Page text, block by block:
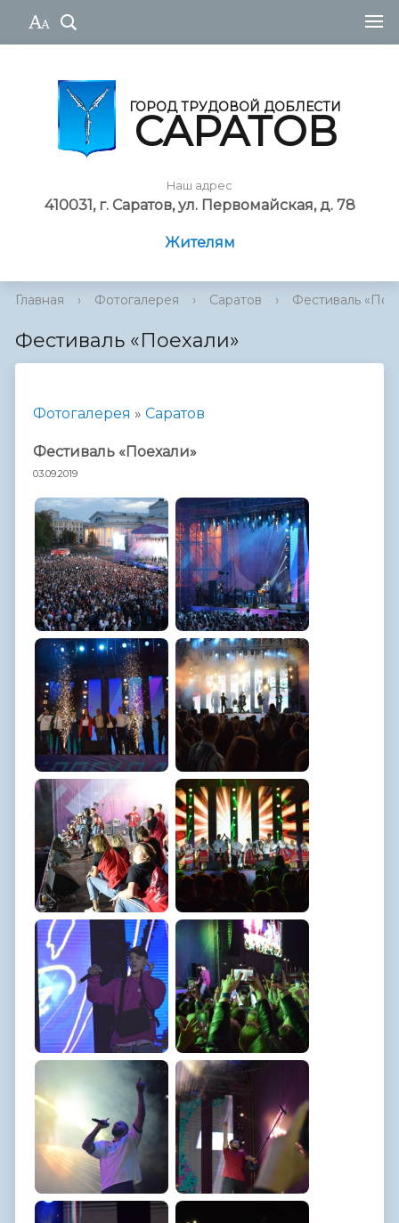
ГОРОД ТРУДОВОЙ ДОБЛЕСТИ
САРАТОВ
Наш адрес
410031, г. Саратов, ул. Первомайская, д. 78
Жителям
Главная › Фотогалерея › Саратов › Фестиваль
Фестиваль «Поехали»
Фотогалерея » Саратов
Фестиваль «Поехали»
03.09.2019